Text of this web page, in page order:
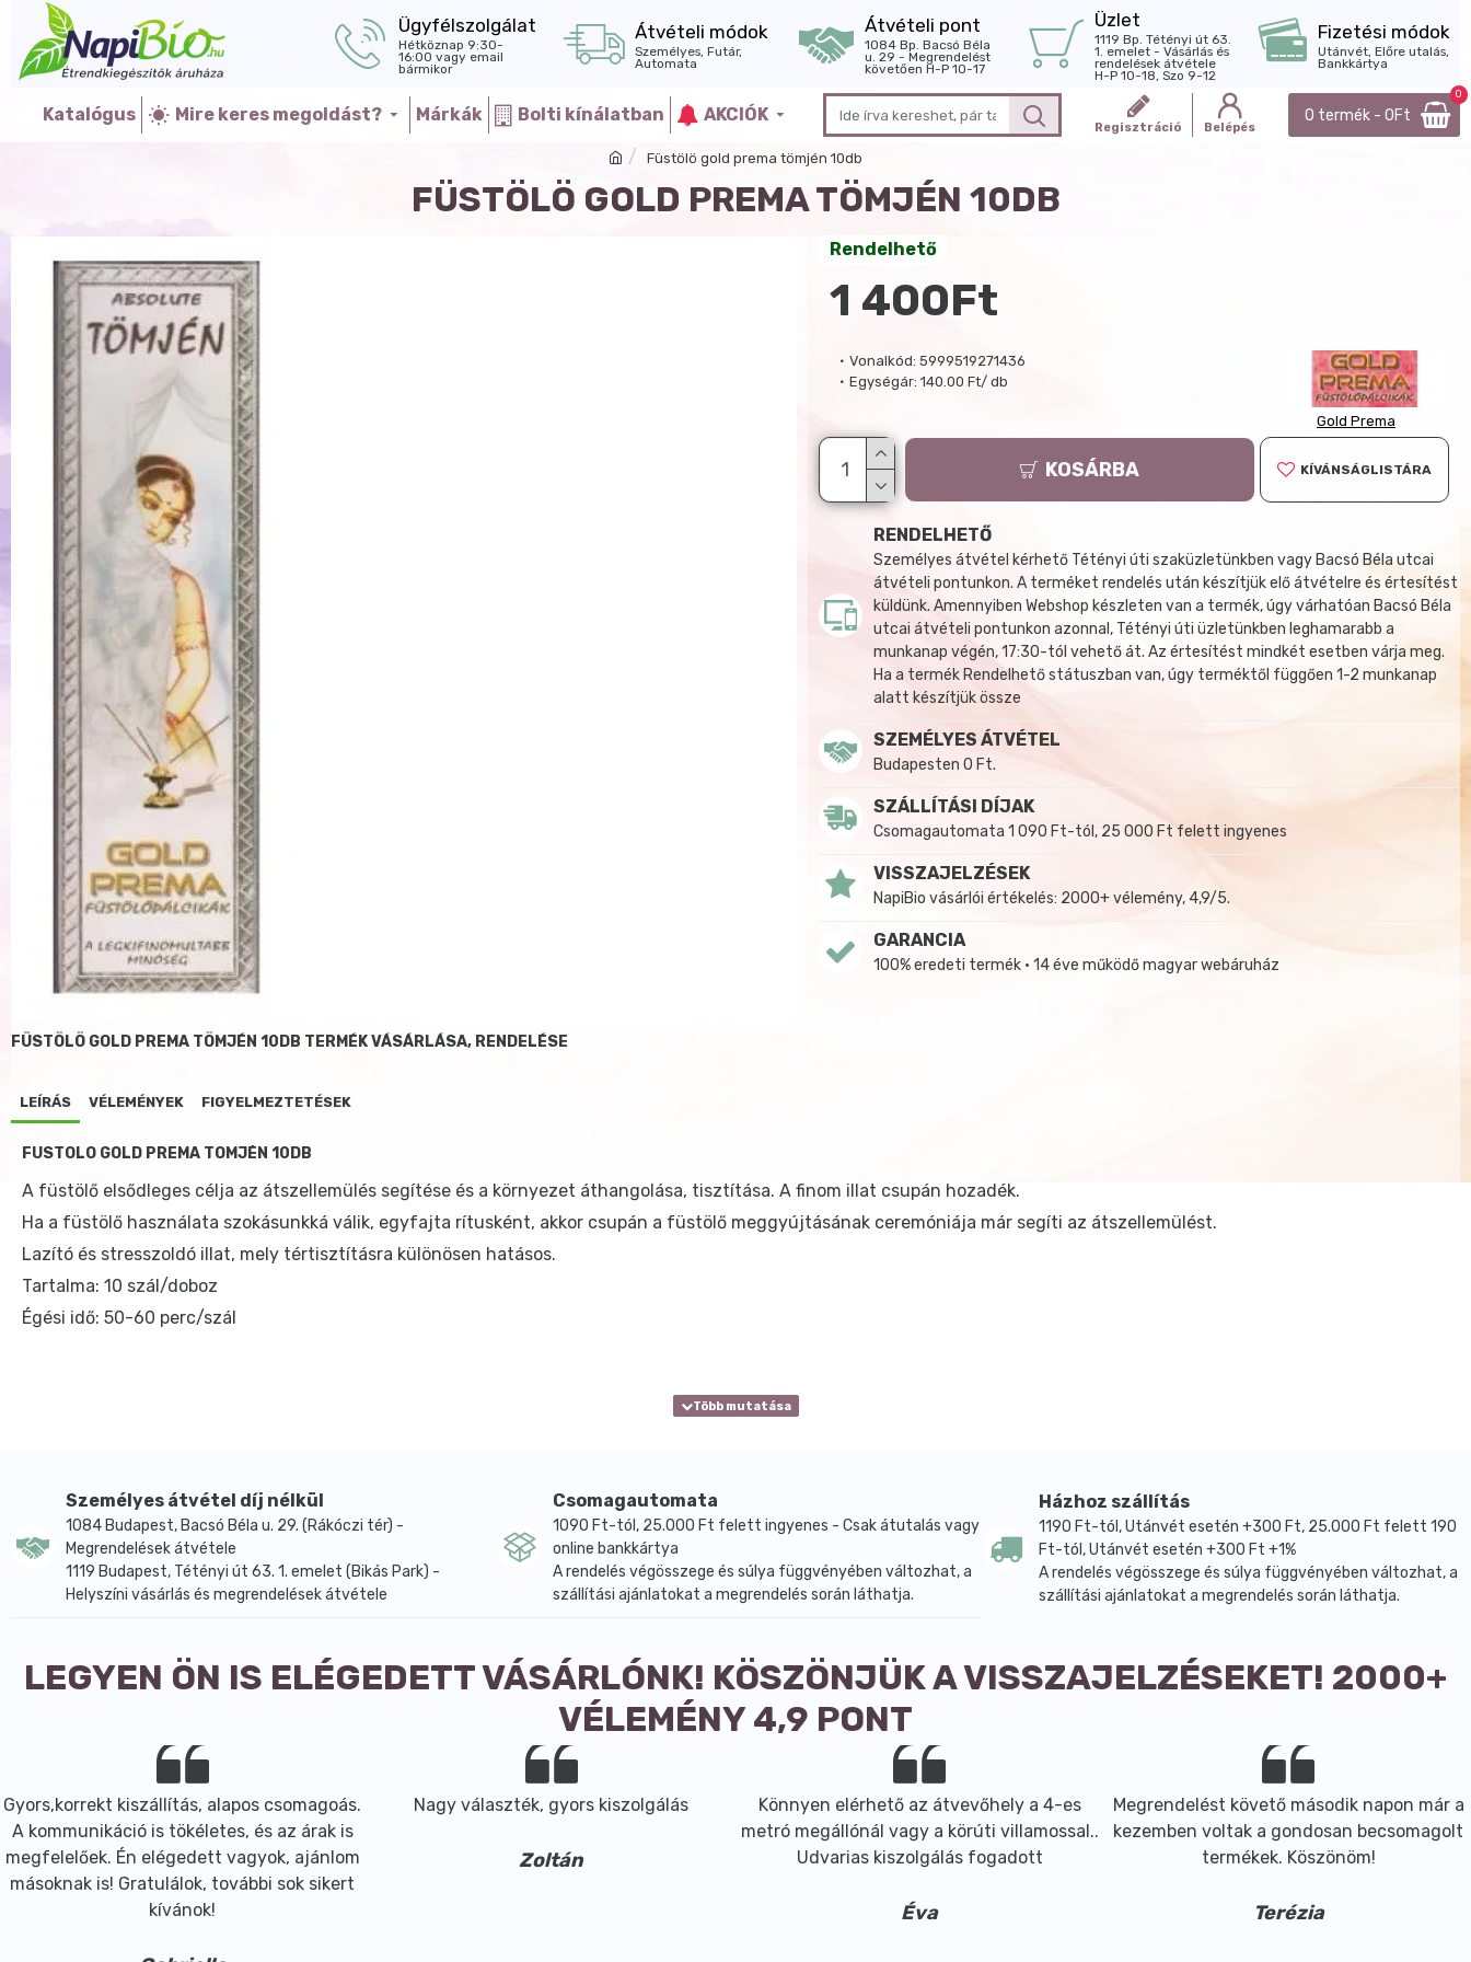
Ügyfélszolgálat
Hétköznap 9:30-
16:00 vagy email
bármikor
Átvételi módok
Személyes, Futár,
Automata
Átvételi pont
1084 Bp. Bacsó Béla
u. 29 - Megrendelést
követően H-P 10-17
Üzlet
1119 Bp. Tétényi út 63.
1. emelet - Vásárlás és
rendelések átvétele
H-P 10-18, Szo 9-12
Fizetési módok
Utánvét, Előre utalás,
Bankkártya
Katalógus Mire keres megoldást? Márkák Bolti kínálatban AKCIÓK
Regisztráció Belépés
0 termék - 0Ft
0
Füstölö gold prema tömjén 10db
FÜSTÖLÖ GOLD PREMA TÖMJÉN 10DB
Vonalkód: 5999519271436
Egységár: 140.00 Ft/ db
Gold Prema
Rendelhető
1 400Ft
KOSÁRBA KÍVÁNSÁGLISTÁRA
RENDELHETŐ
Személyes átvétel kérhető Tétényi úti szaküzletünkben vagy Bacsó Béla utcai
átvételi pontunkon. A terméket rendelés után készítjük elő átvételre és értesítést
küldünk. Amennyiben Webshop készleten van a termék, úgy várhatóan Bacsó Béla
utcai átvételi pontunkon azonnal, Tétényi úti üzletünkben leghamarabb a
munkanap végén, 17:30-tól vehető át. Az értesítést mindkét esetben várja meg.
Ha a termék Rendelhető státuszban van, úgy terméktől függően 1-2 munkanap
alatt készítjük össze
SZEMÉLYES ÁTVÉTEL
Budapesten 0 Ft.
SZÁLLÍTÁSI DÍJAK
Csomagautomata 1 090 Ft-tól, 25 000 Ft felett ingyenes
VISSZAJELZÉSEK
NapiBio vásárlói értékelés: 2000+ vélemény, 4,9/5.
GARANCIA
100% eredeti termék • 14 éve működő magyar webáruház
FÜSTÖLÖ GOLD PREMA TÖMJÉN 10DB TERMÉK VÁSÁRLÁSA, RENDELÉSE
LEÍRÁS VÉLEMÉNYEK FIGYELMEZTETÉSEK
FÜSTÖLÖ GOLD PREMA TÖMJÉN 10DB
A füstölő elsődleges célja az átszellemülés segítése és a környezet áthangolása, tisztítása. A finom illat csupán hozadék.
Ha a füstölő használata szokásunkká válik, egyfajta rítusként, akkor csupán a füstölő meggyújtásának ceremóniája már segíti az átszellemülést.
Lazító és stresszoldó illat, mely tértisztításra különösen hatásos.
Tartalma: 10 szál/doboz
Égési idő: 50-60 perc/szál
Személyes átvétel díj nélkül
1084 Budapest, Bacsó Béla u. 29. (Rákóczi tér) -
Megrendelések átvétele
1119 Budapest, Tétényi út 63. 1. emelet (Bikás Park) -
Helyszíni vásárlás és megrendelések átvétele
Csomagautomata
1090 Ft-tól, 25.000 Ft felett ingyenes - Csak átutalás vagy
online bankkártya
A rendelés végösszege és súlya függvényében változhat, a
szállítási ajánlatokat a megrendelés során láthatja.
Házhoz szállítás
1190 Ft-tól, Utánvét esetén +300 Ft, 25.000 Ft felett 190
Ft-tól, Utánvét esetén +300 Ft +1%
A rendelés végösszege és súlya függvényében változhat, a
szállítási ajánlatokat a megrendelés során láthatja.
LEGYEN ÖN IS ELÉGEDETT VÁSÁRLÓNK! KÖSZÖNJÜK A VISSZAJELZÉSEKET! 2000+
VÉLEMÉNY 4,9 PONT
Gyors,korrekt kiszállítás, alapos csomagoás.
A kommunikáció is tökéletes, és az árak is
megfelelőek. Én elégedett vagyok, ajánlom
másoknak is! Gratulálok, további sok sikert
kívánok!
Nagy választék, gyors kiszolgálás
Zoltán
Könnyen elérhető az átvevőhely a 4-es
metró megállónál vagy a körúti villamossal..
Udvarias kiszolgálás fogadott
Éva
Megrendelést követő második napon már a
kezemben voltak a gondosan becsomagolt
termékek. Köszönöm!
Terézia